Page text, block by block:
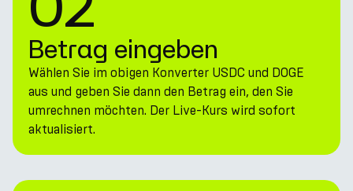
Betrag eingeben
Wählen Sie im obigen Konverter USDC und DOGE
aus und geben Sie dann den Betrag ein, den Sie
umrechnen möchten. Der Live-Kurs wird sofort
aktualisiert.